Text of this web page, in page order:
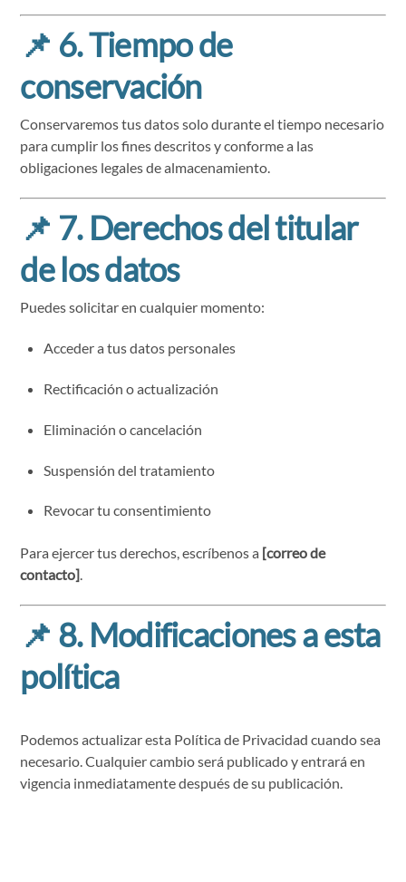
📌 6. Tiempo de
conservación
Conservaremos tus datos solo durante el tiempo necesario
para cumplir los fines descritos y conforme a las
obligaciones legales de almacenamiento.
📌 7. Derechos del titular
de los datos
Puedes solicitar en cualquier momento:
Acceder a tus datos personales
Rectificación o actualización
Eliminación o cancelación
Suspensión del tratamiento
Revocar tu consentimiento
Para ejercer tus derechos, escríbenos a [correo de
contacto]
📌 8. Modificaciones a esta
política
Podemos actualizar esta Política de Privacidad cuando sea
necesario. Cualquier cambio será publicado y entrará en
vigencia inmediatamente después de su publicación.